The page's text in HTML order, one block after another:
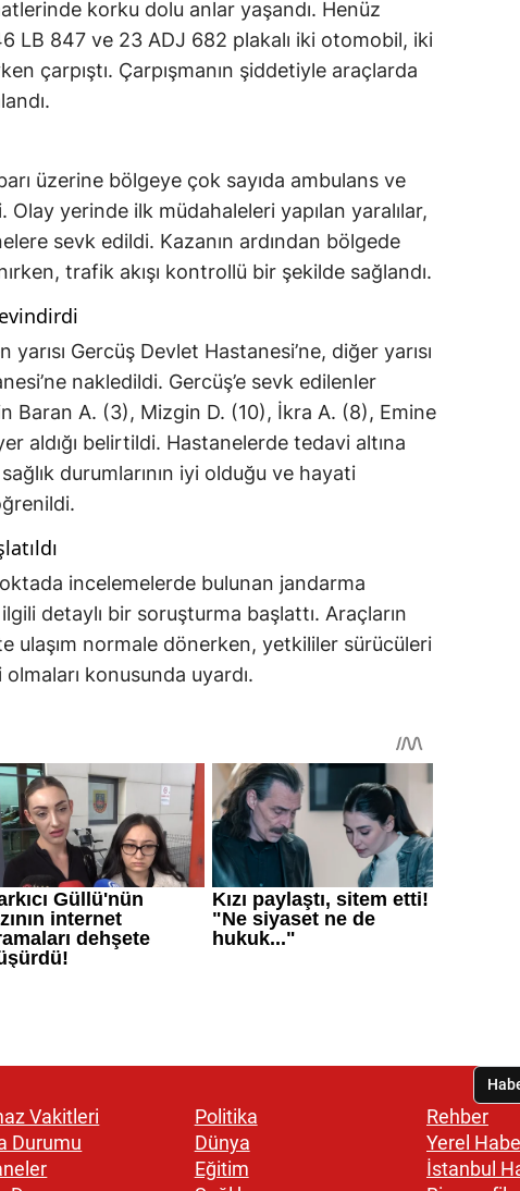
korku dolu anlar yaşandı. Henüz
LB 847 ve 23 ADJ 682 plakalı iki otomobil, iki
çarpıştı. Çarpışmanın şiddetiyle araçlarda
üzerine bölgeye çok sayıda ambulans ve
yerinde ilk müdahaleleri yapılan yaralılar,
sevk edildi. Kazanın ardından bölgede
trafik akışı kontrollü bir şekilde sağlandı.
Gercüş Devlet Hastanesi’ne, diğer yarısı
nakledildi. Gercüş’e sevk edilenler
Baran A. (3), Mizgin D. (10), İkra A. (8), Emine
aldığı belirtildi. Hastanelerde tedavi altına
durumlarının iyi olduğu ve hayati
incelemelerde bulunan jandarma
detaylı bir soruşturma başlattı. Araçların
ulaşım normale dönerken, yetkililer sürücüleri
konusunda uyardı.
Vakitleri
Durumu
Politika
Dünya
Eğitim
Rehber
Yerel
İstanbul